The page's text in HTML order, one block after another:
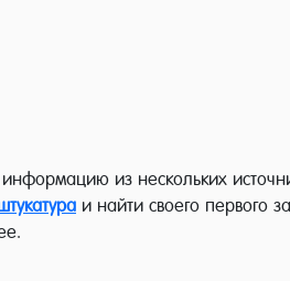
из нескольких
и найти своего первого